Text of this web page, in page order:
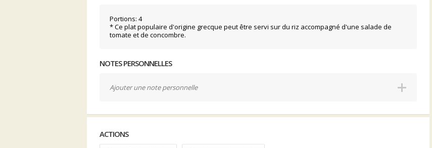
Portions: 4
* Ce plat populaire d'origine grecque peut être servi sur du riz accompagné d'une salade de
tomate et de concombre.
NOTES PERSONNELLES
Ajouter une note personnelle
ACTIONS